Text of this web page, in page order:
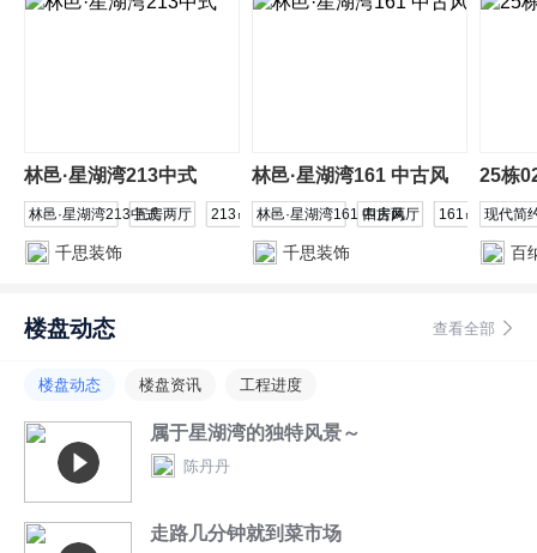
林邑·星湖湾213中式
林邑·星湖湾213中式五房两厅 213㎡
千思装饰
林邑·星湖湾161 中古风
林邑·星湖湾161 中古风
四房两厅 161㎡
千思装饰
25栋
现代简
百
楼盘动态 查看全部
楼盘动态 楼盘资讯 工程进度
属于星湖湾的独特风景～
陈丹丹
走路几分钟就到菜市场